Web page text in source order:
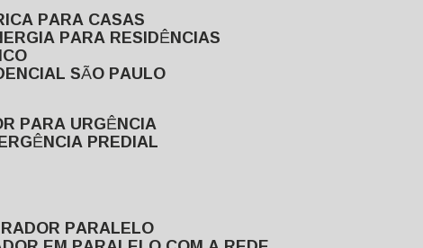
PARA CASAS
PARA RESIDÊNCIAS
SÃO PAULO
PARA URGÊNCIA
PREDIAL
PARALELO